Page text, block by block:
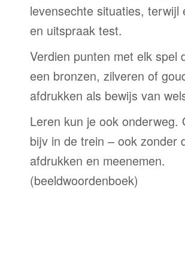
levensechte situaties, terwijl
en uitspraak test.
Verdien punten met elk spel
een bronzen, zilveren of
afdrukken als bewijs van
Leren kun je ook
bijv in de trein – ook zonder
afdrukken en meenemen.
(beeldwoordenboek)